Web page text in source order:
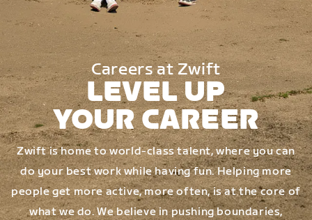
Careers at Zwift
LEVEL UP
YOUR CAREER
Zwift is home to world-class talent, where you can
do your best work while having fun. Helping more
people get more active, more often, is at the core of
what we do. We believe in pushing boundaries,